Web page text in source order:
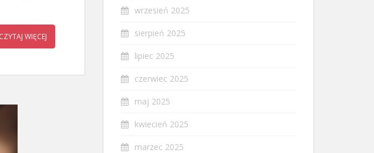
CZYTAJ WIĘCEJ
wrzesień 2025
sierpień 2025
lipiec 2025
czerwiec 2025
maj 2025
kwiecień 2025
marzec 2025